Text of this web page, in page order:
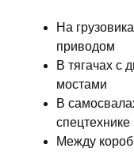
На
приводом
В тягачах с
мостами
В
спецтехнике
Между